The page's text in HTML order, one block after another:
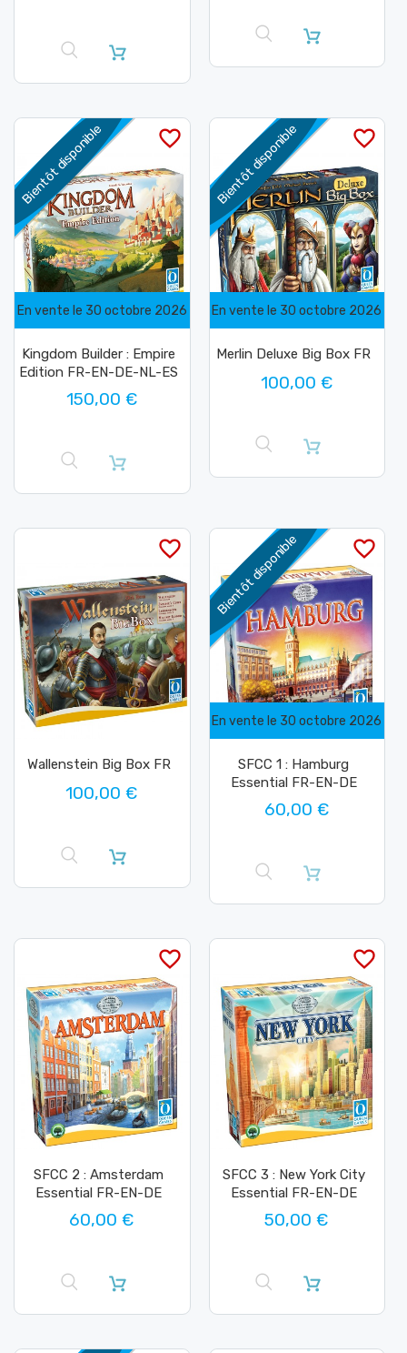
favorite_border
Bientôt disponible
En vente le 30 octobre 2026
Kingdom Builder : Empire
Edition FR-EN-DE-NL-ES
150,00 €
favorite_border
Bientôt disponible
En vente le 30 octobre 2026
Merlin Deluxe Big Box FR
100,00 €
favorite_border
Wallenstein Big Box FR
100,00 €
favorite_border
Bientôt disponible
En vente le 30 octobre 2026
SFCC 1 : Hamburg
Essential FR-EN-DE
60,00 €
favorite_border
SFCC 2 : Amsterdam
Essential FR-EN-DE
60,00 €
favorite_border
SFCC 3 : New York City
Essential FR-EN-DE
50,00 €